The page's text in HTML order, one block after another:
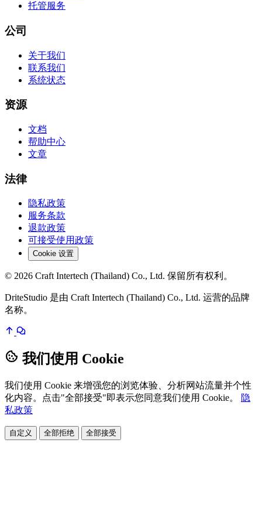
托管服务
公司
关于我们
联系我们
系统状态
资源
文档
帮助中心
文章
法律
隐私政策
服务条款
退款政策
可接受使用政策
Cookie 设置
© 2026 Craft Intertech (Thailand) Co., Ltd. 保留所有权利。
DriteStudio 是由 Craft Intertech (Thailand) Co., Ltd. 运营的品牌
名称。
我们使用 Cookie
我们使用 Cookie 来增强您的浏览体验、分析网站流量并个性
化内容。点击"全部接受"即表示您同意我们使用 Cookie。
隐
私政策
自定义 全部拒绝 全部接受